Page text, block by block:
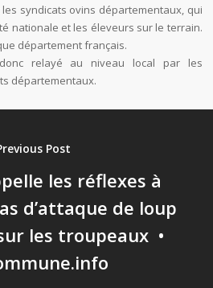
syndicats ovins départementaux, qui
nationale et les éleveurs sur le terrain.
département français.
relayé au niveau local par les
départementaux.
Post
les réflexes à
d’attaque de loup
les troupeaux •